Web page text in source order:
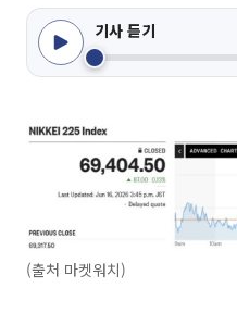
기사 듣기
(출처 마켓워치)